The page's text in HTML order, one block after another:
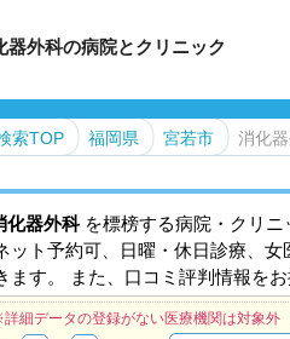
器外科の病院とクリニック
索TOP 福岡県 宮若市 消化
化器外科を標榜する病院・クリニ
ット予約可、日曜・休日診療、
ます。 また、口コミ評判情報を
細データの登録がない医療機関は対象